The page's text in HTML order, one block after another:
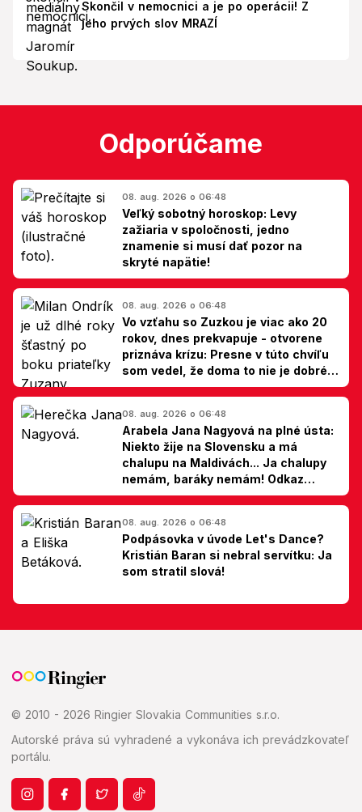
Skončil v nemocnici a je po operácii! Z
jeho prvých slov MRAZÍ
Odporúčame
08. aug. 2026 o 06:48
Veľký sobotný horoskop: Levy
zažiaria v spoločnosti, jedno
znamenie si musí dať pozor na
skryté napätie!
08. aug. 2026 o 06:48
Vo vzťahu so Zuzkou je viac ako 20
rokov, dnes prekvapuje - otvorene
priznáva krízu: Presne v túto chvíľu
som vedel, že doma to nie je dobré,
hovorí Milan Ondrík
08. aug. 2026 o 06:48
Arabela Jana Nagyová na plné ústa:
Niekto žije na Slovensku a má
chalupu na Maldivách... Ja chalupy
nemám, baráky nemám! Odkaz
Slovákom
08. aug. 2026 o 06:48
Podpásovka v úvode Let's Dance?
Kristián Baran si nebral servítku: Ja
som stratil slová!
© 2010 - 2026 Ringier Slovakia Communities s.r.o.
Autorské práva sú vyhradené a vykonáva ich prevádzkovateľ
portálu.